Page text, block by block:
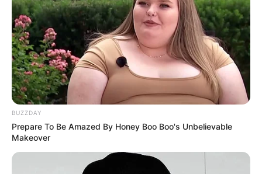
Tampil Lebih Modern, 7 Potret
Hasil Renovasi Rumah Berusia
90 Tahun
BUZZDAY
Prepare To Be Amazed By Honey Boo Boo's Unbelievable
Makeover